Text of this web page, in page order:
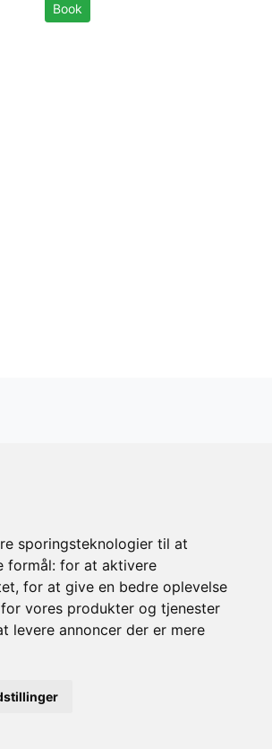
sporingsteknologier til at
formål: for at aktivere
, for at give en bedre oplevelse
vores produkter og tjenester
levere annoncer der er mere
Book
ulige uger)
den 1. lørdag i måneden)